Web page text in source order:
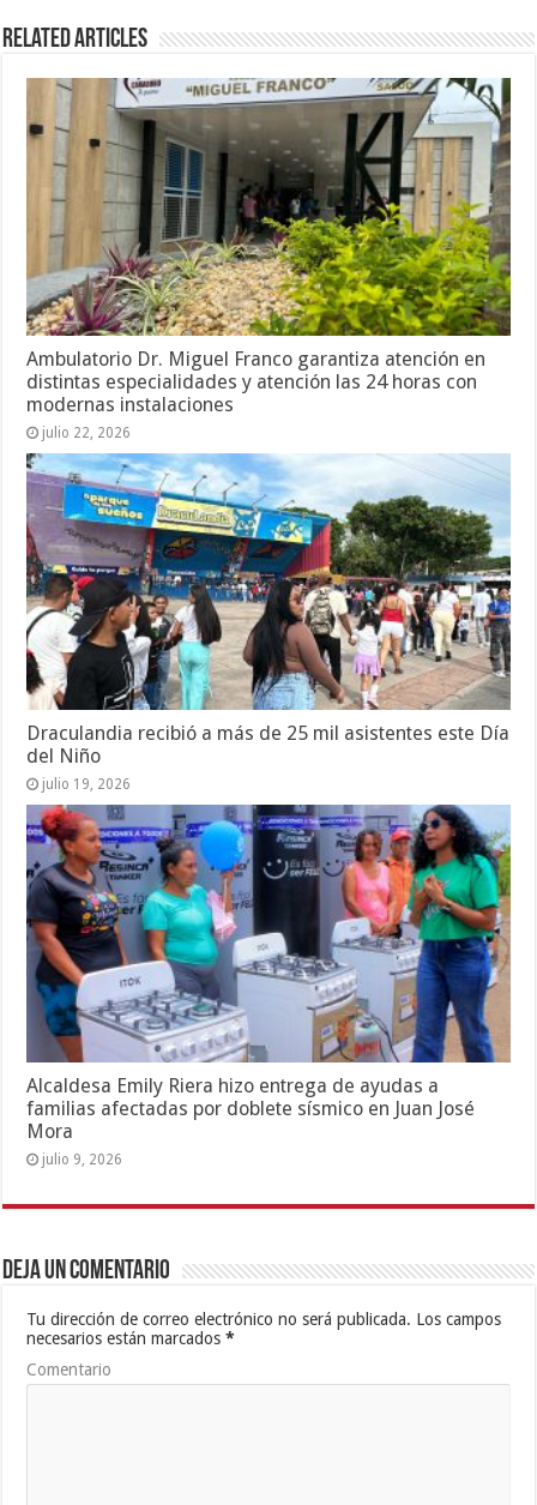
Related Articles
Ambulatorio Dr. Miguel Franco garantiza atención en
distintas especialidades y atención las 24 horas con
modernas instalaciones
julio 22, 2026
Draculandia recibió a más de 25 mil asistentes este Día
del Niño
julio 19, 2026
Alcaldesa Emily Riera hizo entrega de ayudas a
familias afectadas por doblete sísmico en Juan José
Mora
julio 9, 2026
Deja un comentario
Tu dirección de correo electrónico no será publicada. Los campos
necesarios están marcados*
Comentario